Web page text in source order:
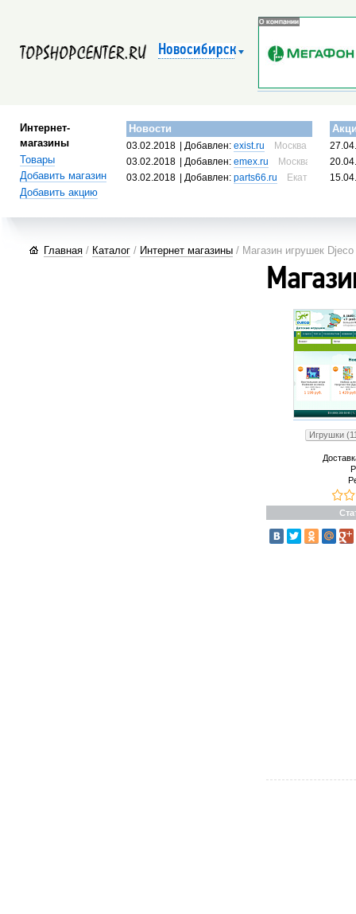
Новосибирск
Интернет-
магазины
Товары
Добавить магазин
Добавить акцию
Новости
03.02.2018 | Добавлен:exist.ru
Москва, Россия
03.02.2018
| Добавлен:emex.ru
Москва, Россия
03.02.2018
| Добавлен:parts66.ru Екатеринбург,
Главная / Каталог / Интернет магазины / Магазин игрушек Djeco
Игрушки